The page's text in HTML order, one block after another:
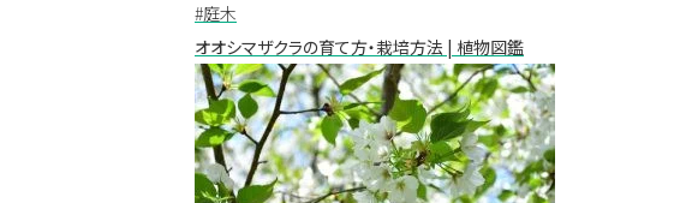
#庭木
オオシマザクラの育て方・栽培方法 | 植物図鑑